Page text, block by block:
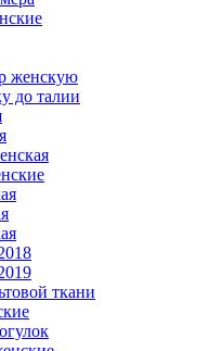
женскую
до талии
ткани